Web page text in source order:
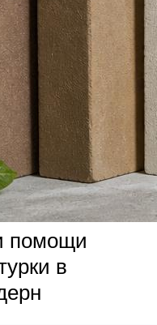
помощи
в